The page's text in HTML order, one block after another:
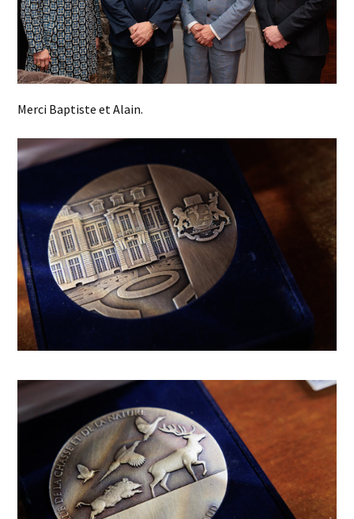
Merci Baptiste et Alain.